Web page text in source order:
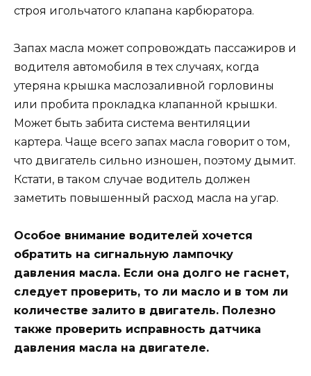
строя игольчатого клапана карбюратора.
Запах масла может сопровождать пассажиров и
водителя автомобиля в тех случаях, когда
утеряна крышка маслозаливной горловины
или пробита прокладка клапанной крышки.
Может быть забита система вентиляции
картера. Чаще всего запах масла говорит о том,
что двигатель сильно изношен, поэтому дымит.
Кстати, в таком случае водитель должен
заметить повышенный расход масла на угар.
Особое внимание водителей хочется
обратить на сигнальную лампочку
давления масла. Если она долго не гаснет,
следует проверить, то ли масло и в том ли
количестве залито в двигатель. Полезно
также проверить исправность датчика
давления масла на двигателе.